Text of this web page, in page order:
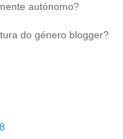
autónomo?
do género blogger?